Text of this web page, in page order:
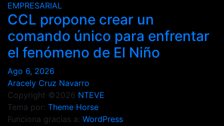
EMPRESARIAL
CCL propone crear un
comando único para enfrentar
el fenómeno de El Niño
Ago 6, 2026
Aracely Cruz Navarro
Copyright ©2026 NTEVE
Tema por: Theme Horse
Funciona gracias a: WordPress